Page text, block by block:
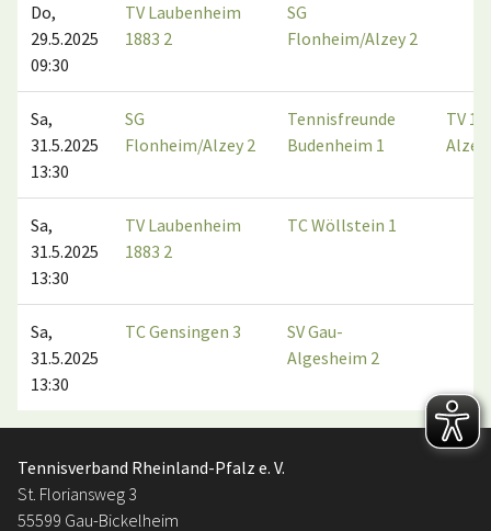
Do,
29.5.2025
09:30
TV Laubenheim
1883 2
SG
Flonheim/Alzey 2
Sa,
31.5.2025
13:30
SG
Flonheim/Alzey 2
Tennisfreunde
Budenheim 1
TV
Alzey
Sa,
31.5.2025
13:30
TV Laubenheim
1883 2
TC Wöllstein 1
Sa,
31.5.2025
13:30
TC Gensingen 3
SV Gau-
Algesheim 2
Tennisverband Rheinland-Pfalz e. V.
St. Floriansweg 3
55599 Gau-Bickelheim